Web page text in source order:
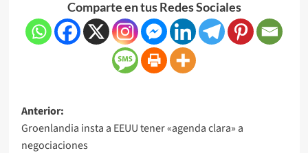
Comparte en tus Redes Sociales
Anterior:
Groenlandia insta a EEUU tener «agenda clara» a
negociaciones